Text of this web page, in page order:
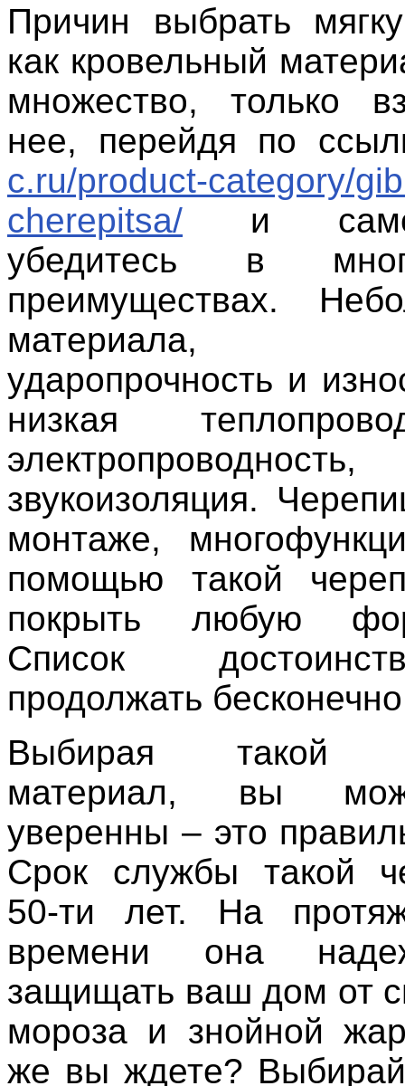
Причин выбрать
как кровельный
множество, только
нее, перейдя по
c.ru/product-category/
cherepitsa/ и
убедитесь в
преимуществах.
материала,
ударопрочность и
низкая
звукоизоляция.
монтаже,
помощью такой
покрыть любую
Список
продолжать
Выбирая такой
материал, вы
уверенны – это
Срок службы такой
50-ти лет. На
времени она
защищать ваш дом от
мороза и знойной
же вы ждете?